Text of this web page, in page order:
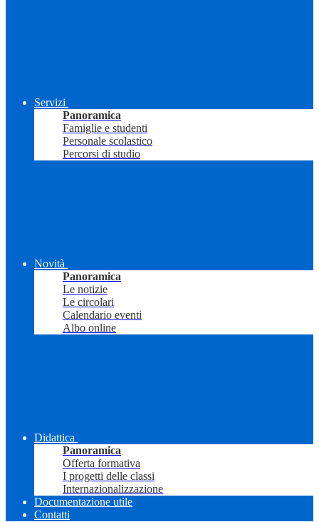
Servizi
Panoramica
Famiglie e studenti
Personale scolastico
Percorsi di studio
Novità
Panoramica
Le notizie
Le circolari
Calendario eventi
Albo online
Didattica
Panoramica
Offerta formativa
I progetti delle classi
Internazionalizzazione
Documentazione utile
Contatti